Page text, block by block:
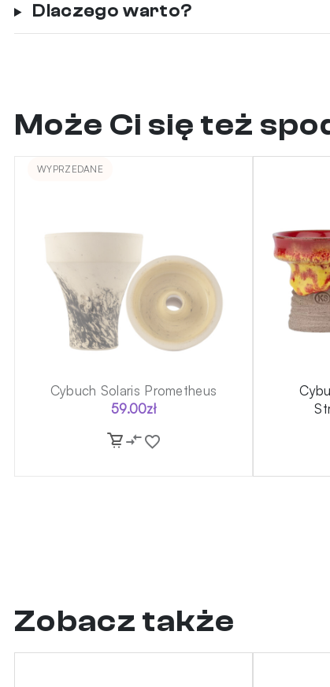
Dlaczego warto?
Może Ci się też
WYPRZEDANE
Cybuch Solaris Prometheus
59.00zł
Zobacz także